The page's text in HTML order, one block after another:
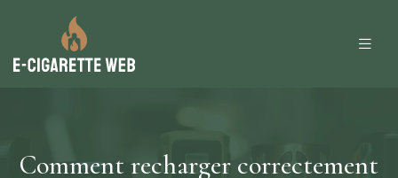
Comment recharger correctement